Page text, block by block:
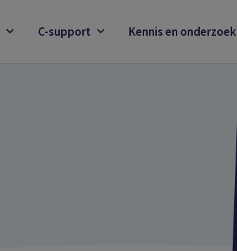
C-support Kennis en onderzoek